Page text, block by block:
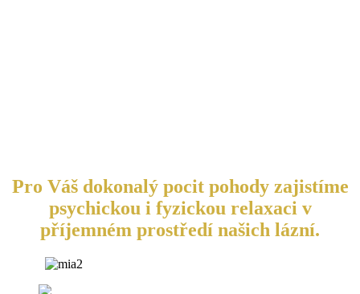
Pro Váš dokonalý pocit pohody zajistíme
psychickou i fyzickou relaxaci v
příjemném prostředí našich lázní.